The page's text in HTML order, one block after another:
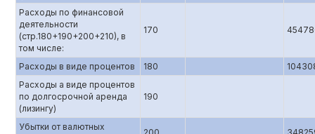
Расходы по финансовой
деятельности
(стр.180+190+200+210), в
том числе:
170
Расходы в виде процентов 180
Расходы а виде процентов
по долгосрочной аренда
(лизингу)
190
Убытки от валютных